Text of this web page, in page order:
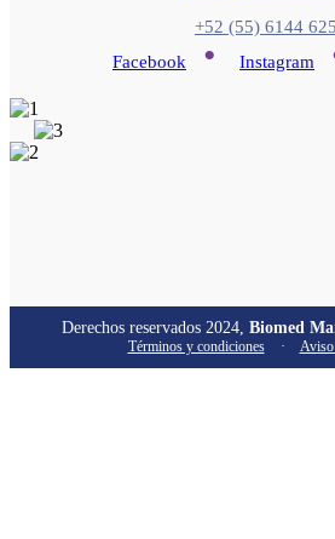
+52 (55) 6144
Facebook
• Instagram
Derechos reservados 2024, Biomed
Términos y condiciones · Aviso